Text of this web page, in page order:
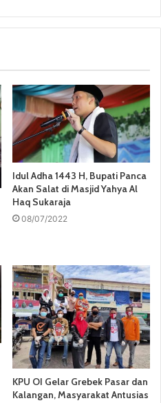
Idul Adha 1443 H, Bupati Panca
Akan Salat di Masjid Yahya Al
Haq Sukaraja
08/07/2022
KPU OI Gelar Grebek Pasar dan
Kalangan, Masyarakat Antusias